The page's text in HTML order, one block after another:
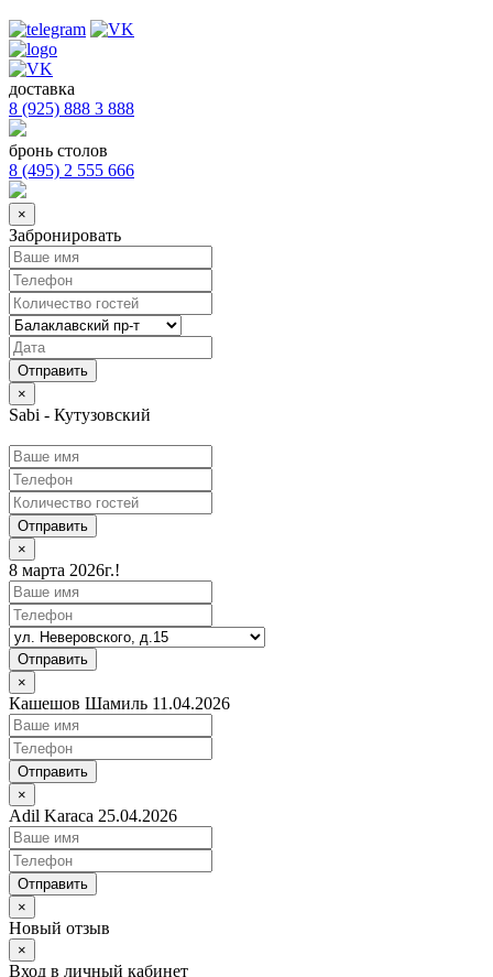
доставка
8 (925) 888 3 888
бронь столов
8 (495) 2 555 666
×
Забронировать
×
Sabi - Кутузовский
Отправить
×
8 марта 2026г.!
Отправить
×
Кашешов Шамиль 11.04.2026
Отправить
×
Adil Karaca 25.04.2026
Отправить
×
Новый отзыв
×
Вход в личный кабинет